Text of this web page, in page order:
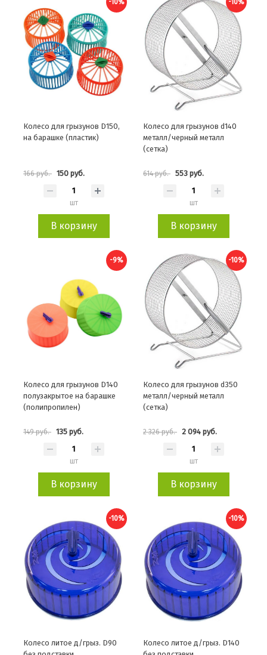
Колесо для грызунов D150,
на барашке (пластик)
166 руб. 150 руб.
шт
В корзину
Колесо для грызунов d140
металл/черный металл
(сетка)
614 руб. 553 руб.
шт
В корзину
-9%
Колесо для грызунов D140
полузакрытое на барашке
(полипропилен)
149 руб. 135 руб.
шт
В корзину
-10%
Колесо для грызунов d350
металл/черный металл
(сетка)
2 326 руб. 2 094 руб.
шт
В корзину
-10%
Колесо литое д/грыз. D90
-10%
Колесо литое д/грыз. D140